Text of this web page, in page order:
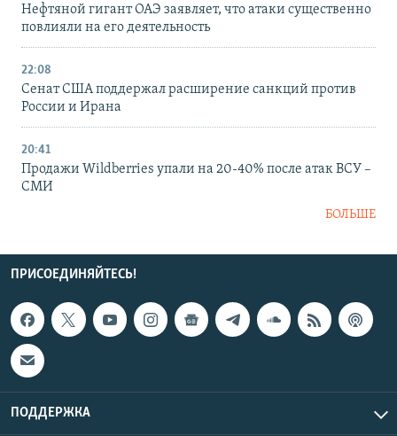
Нефтяной гигант ОАЭ заявляет, что атаки существенно
повлияли на его деятельность
22:08
Сенат США поддержал расширение санкций против
России и Ирана
20:41
Продажи Wildberries упали на 20-40% после атак ВСУ –
СМИ
БОЛЬШЕ
ПРИСОЕДИНЯЙТЕСЬ!
ПОДДЕРЖКА